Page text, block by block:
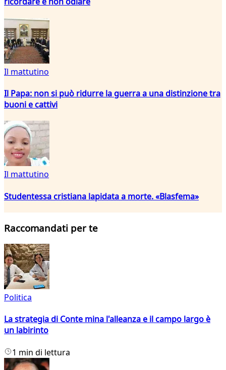
Il mattutino
Il Papa: non si può ridurre la guerra a una distinzione tra
buoni e cattivi
Il mattutino
Studentessa cristiana lapidata a morte. «Blasfema»
Raccomandati per te
Politica
La strategia di Conte mina l'alleanza e il campo largo è
un labirinto
1 min di lettura